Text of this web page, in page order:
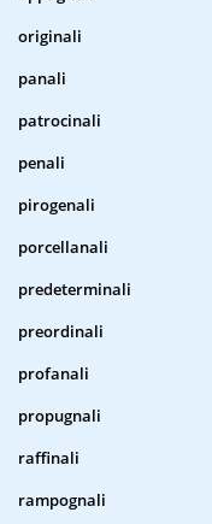
originali
panali
patrocinali
penali
pirogenali
porcellanali
predeterminali
preordinali
profanali
propugnali
raffinali
rampognali